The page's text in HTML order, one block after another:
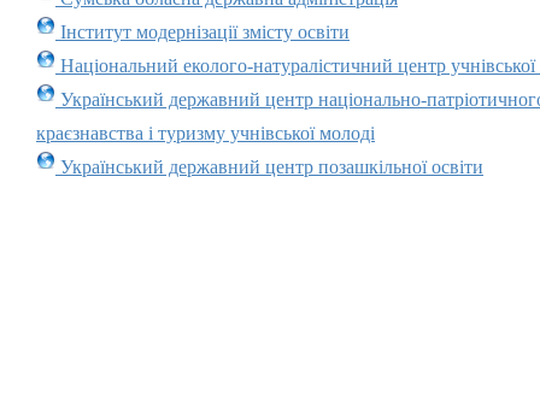
Інститут модернізації змісту освіти
Національний еколого-натуралістичний центр учнівської
Український державний центр національно-
краєзнавства і туризму учнівської молоді
Український державний центр позашкільної освіти